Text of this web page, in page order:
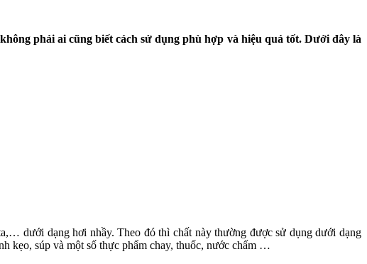
phải ai cũng biết cách sử dụng phù hợp và hiệu quả tốt. Dưới đây là
dưới dạng hơi nhầy. Theo đó thì chất này thường được sử dụng dưới dạng
kẹo, súp và một số thực phẩm chay, thuốc, nước chấm …